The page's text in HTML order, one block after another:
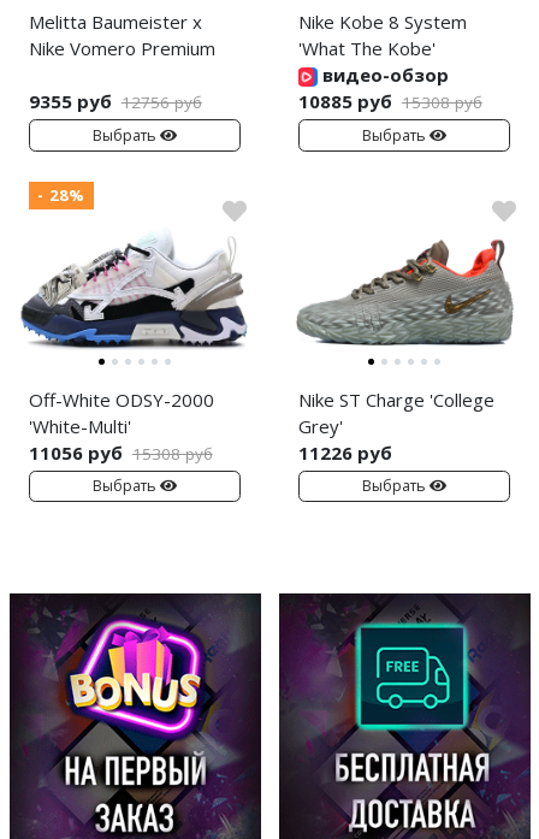
Melitta Baumeister x
Nike Vomero Premium
9355 руб 12756 руб
Выбрать
Nike Kobe 8 System
'What The Kobe'
видео-обзор
10885 руб 15308 руб
Выбрать
- 28%
Off-White ODSY-2000
'White-Multi'
11056 руб 15308 руб
Выбрать
Nike ST Charge 'College
Grey'
11226 руб
Выбрать